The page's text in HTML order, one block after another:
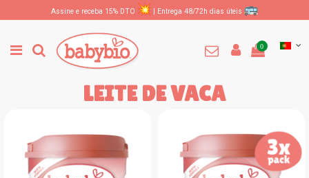
Assine e receba 15% DTO | Entrega 48/72h dias úteis
0
LEITE DE VACA